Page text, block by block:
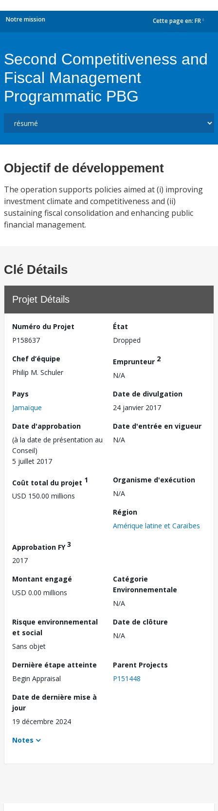
Notre mission Cette page en: FR
Second Competitiveness and
Fiscal Management
Programmatic PBG
Objectif de développement
The operation supports policies aimed at (i) improving
investment climate and competitiveness and (ii)
sustaining fiscal consolidation and enhancing public
financial management.
Clé Détails
Projet Détails
Numéro du Projet
P158637
État
Dropped
Chef d’équipe
Philip M. Schuler
Emprunteur 2
N/A
Pays
Jamaïque
Date de divulgation
24 janvier 2017
Date d'approbation
(à la date de présentation au
Conseil)
5 juillet 2017
Date d'entrée en vigueur
N/A
Coût total du projet 1
USD 150.00 millions
Organisme d'exécution
N/A
Région
Amérique latine et Caraïbes
Approbation FY3
2017
Montant engagé
USD 0.00 millions
Catégorie
Environnementale
N/A
Risque environnemental
et social
Sans objet
Date de clôture
N/A
Dernière étape atteinte
Begin Appraisal
Parent Projects
P151448
Date de dernière mise à
jour
19 décembre 2024
Notes